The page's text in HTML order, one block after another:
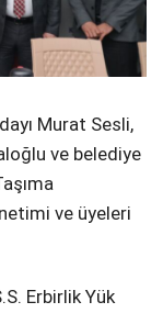
Murat Sesli,
ve belediye
ve üyeleri
Erbirlik Yük